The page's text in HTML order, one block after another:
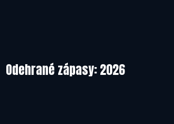
14.05.2023
Odehrané zápasy: 2026